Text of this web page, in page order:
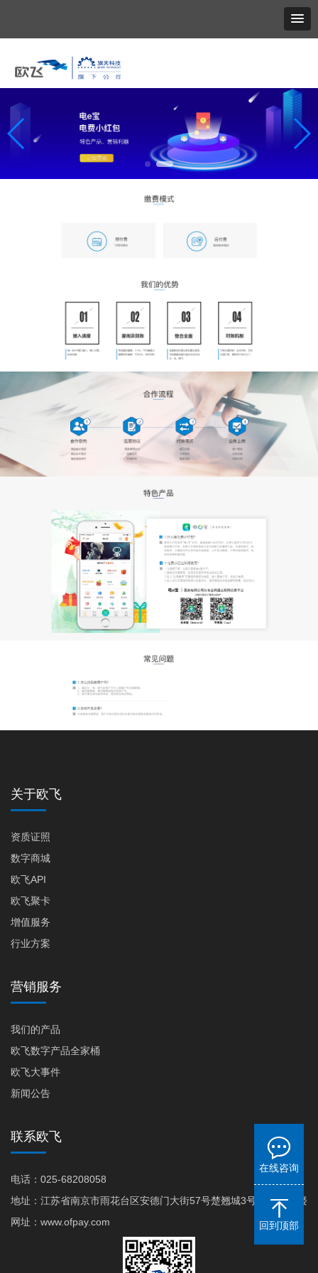
关于欧飞
资质证照
数字商城
欧飞API
欧飞聚卡
增值服务
行业方案
营销服务
我们的产品
欧飞数字产品全家桶
欧飞大事件
新闻公告
联系欧飞
电话：025-68208058
地址：江苏省南京市雨花台区安德门大街57号楚翘城3号商务楼10楼
网址：www.ofpay.com
在线咨询
回到顶部